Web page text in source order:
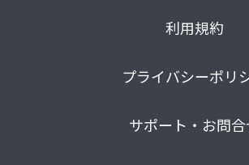
利用規約
プライバシーポリ
サポート・お問合